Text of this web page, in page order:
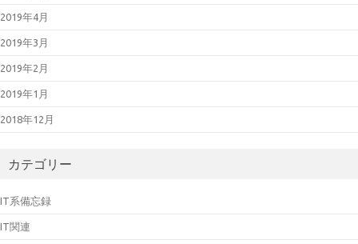
2019年4月
2019年3月
2019年2月
2019年1月
2018年12月
カテゴリー
IT系備忘録
IT関連